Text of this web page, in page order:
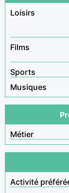
Loisirs
Films
Sports
Musiques
Métier
Activité